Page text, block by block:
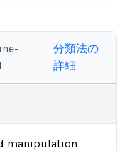
分類法の
詳細
manipulation